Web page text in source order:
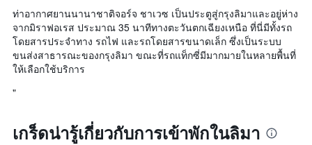
ท่าอากาศยานนานาชาติจอร์จ ชาเวซ เป็นประตูสู่กรุงลิมาและอยู่ห่าง
จากมิราฟอเรส ประมาณ 35 นาทีทางตะวันตกเฉียงเหนือ ที่นี่มีทั้งรถ
โดยสารประจำทาง รถไฟ และรถโดยสารขนาดเล็ก ซึ่งเป็นระบบ
ขนส่งสาธารณะของกรุงลิมา ขณะที่รถแท็กซี่มีมากมายในหลายพื้นที่
ให้เลือกใช้บริการ
"
เกร็ดน่ารู้เกี่ยวกับการเข้าพักในลิมา